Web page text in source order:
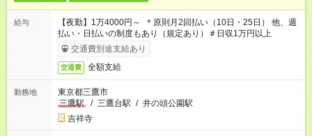
給与
【夜勤】1万4000円～ ＊原則月2回払い（10日・25日） 他、週
払い・日払いの制度もあり（規定あり）＃日収1万円以上
交通費別途支給あり
交通費 全額支給
勤務地
東京都三鷹市
三鷹駅
/ 三鷹台駅 / 井の頭公園駅
吉祥寺